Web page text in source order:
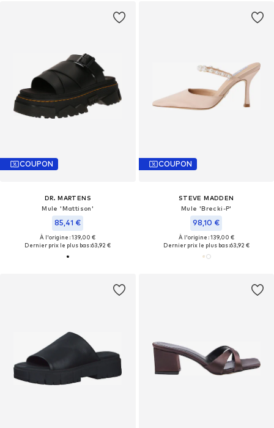
COUPON
DR. MARTENS
Mule 'Mattison'
85,41 €
À l'origine : 139,00 €
Dernier prix le plus bas :63,92 €
COUPON
STEVE MADDEN
Mule 'Brecki-P'
98,10 €
À l'origine : 139,00 €
Dernier prix le plus bas :63,92 €